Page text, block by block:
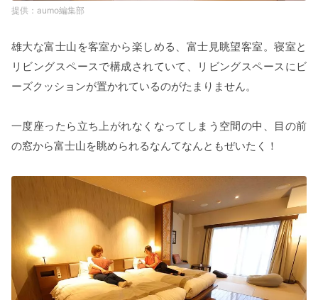
aumo編集部
雄大な富士山を客室から楽しめる、富士見眺望客室。寝室と
リビングスペースで構成されていて、リビングスペースにビ
ーズクッションが置かれているのがたまりません。
一度座ったら立ち上がれなくなってしまう空間の中、目の前
の窓から富士山を眺められるなんてなんともぜいたく！